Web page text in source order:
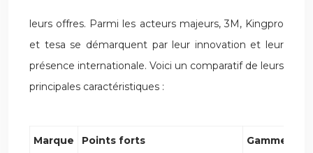
leurs offres. Parmi les acteurs majeurs, 3M, Kingpro
et tesa se démarquent par leur innovation et leur
présence internationale. Voici un comparatif de leurs
principales caractéristiques :
Marque Points forts Gamme de